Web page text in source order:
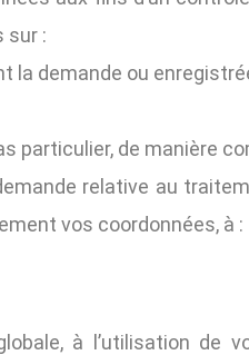
sur :
la demande ou
particulier, de manière
relative au
vos coordonnées, à :
à l’utilisation de